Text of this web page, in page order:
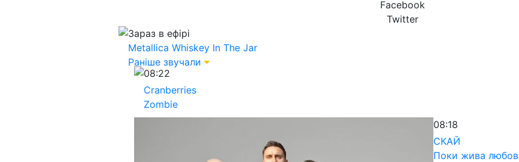
Facebook
Twitter
Зараз в ефірі
Metallica Whiskey In The Jar
Раніше звучали
08:22
Cranberries
Zombie
08:18
СКАЙ
Поки жива любов